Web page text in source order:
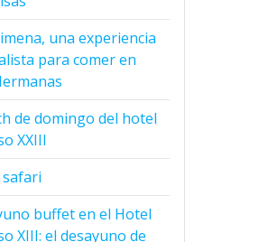
una experiencia
para comer en
de domingo del hotel
XXIII
safari
buffet en el Hotel
XIII: el desayuno de